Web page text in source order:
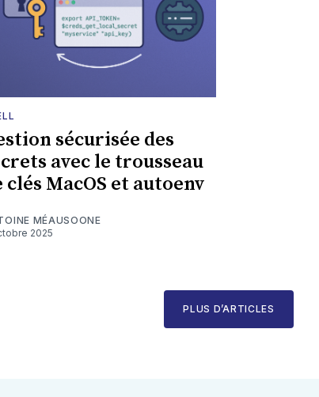
sécurisée des
avec le trousseau
clés MacOS et autoenv
MÉAUSOONE
2025
PLUS D’ARTICLES